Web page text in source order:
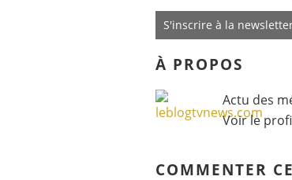
S'inscrire à la
À PROPOS
Actu des
Voir le
COMMENTER